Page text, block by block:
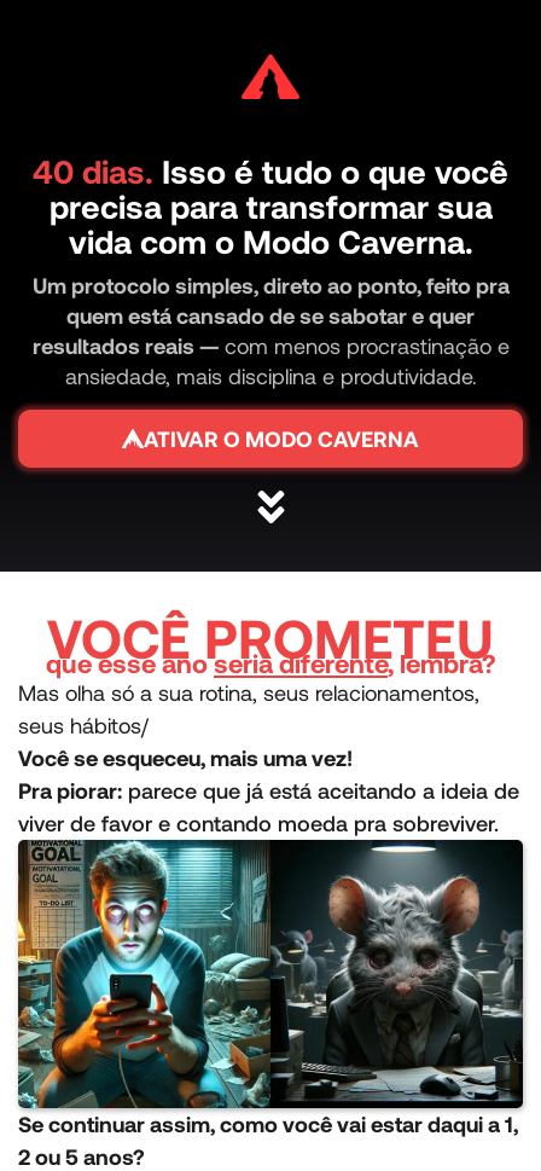
40 dias. Isso é tudo o que você
precisa para transformar sua
vida com o Modo Caverna.
Um protocolo simples, direto ao ponto, feito pra
quem está cansado de se sabotar e quer
resultados reais — com menos procrastinação e
ansiedade, mais disciplina e produtividade.
ATIVAR O MODO CAVERNA
VOCÊ PROMETEU
que esse anoseria diferente, lembra?
Mas olha só a sua rotina, seus relacionamentos,
seus hábitos/
Você se esqueceu, mais uma vez!
Pra piorar: parece que já está aceitando a ideia de
viver de favor e contando moeda pra sobreviver.
Se continuar assim, como você vai estar daqui a 1,
2 ou 5 anos?